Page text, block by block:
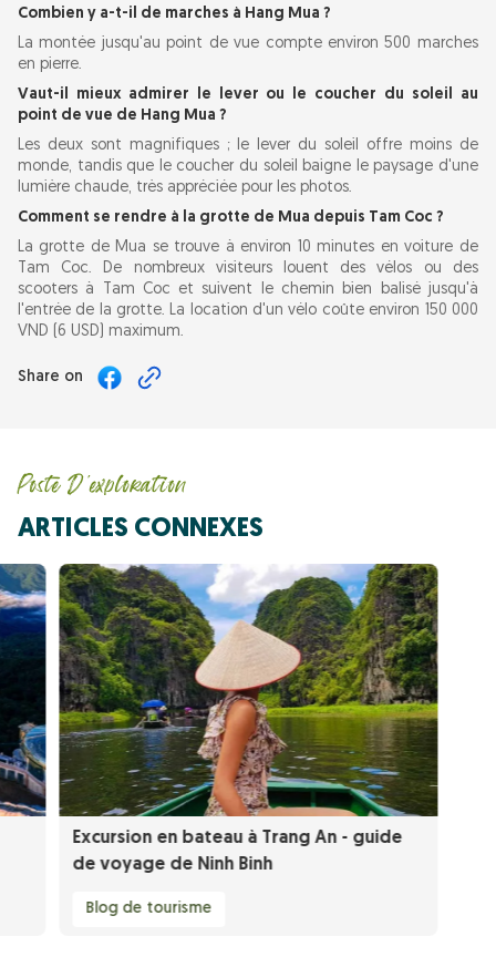
Combien y a-t-il de marches à Hang Mua ?
La montée jusqu'au point de vue compte environ 500 marches
en pierre.
Vaut-il mieux admirer le lever ou le coucher du soleil au
point de vue de Hang Mua ?
Les deux sont magnifiques ; le lever du soleil offre moins de
monde, tandis que le coucher du soleil baigne le paysage d'une
lumière chaude, très appréciée pour les photos.
Comment se rendre à la grotte de Mua depuis Tam Coc ?
La grotte de Mua se trouve à environ 10 minutes en voiture de
Tam Coc. De nombreux visiteurs louent des vélos ou des
scooters à Tam Coc et suivent le chemin bien balisé jusqu'à
l'entrée de la grotte. La location d'un vélo coûte environ 150 000
VND (6 USD) maximum.
Share on
Poste D'exploration
ARTICLES CONNEXES
Excursion en bateau à Trang An - guide
de voyage de Ninh Binh
Blog de tourisme